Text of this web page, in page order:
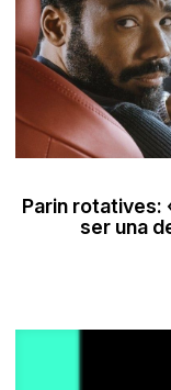
Parin rotatives:
ser una